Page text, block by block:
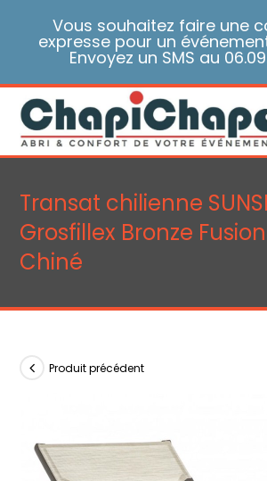
Vous souhaitez faire une
expresse pour un
Envoyez un SMS au
Transat chilienne
Grosfillex Bronze
Chiné
Produit précédent